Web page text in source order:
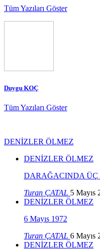
Tüm Yazıları Göster
Duygu KOÇ
Tüm Yazıları Göster
DENİZLER ÖLMEZ
DENİZLER ÖLMEZ
DARAĞACINDA ÜÇ
Turan ÇATAL 5 Mayıs
DENİZLER ÖLMEZ
6 Mayıs 1972
Turan ÇATAL 6 Mayıs
DENİZLER ÖLMEZ